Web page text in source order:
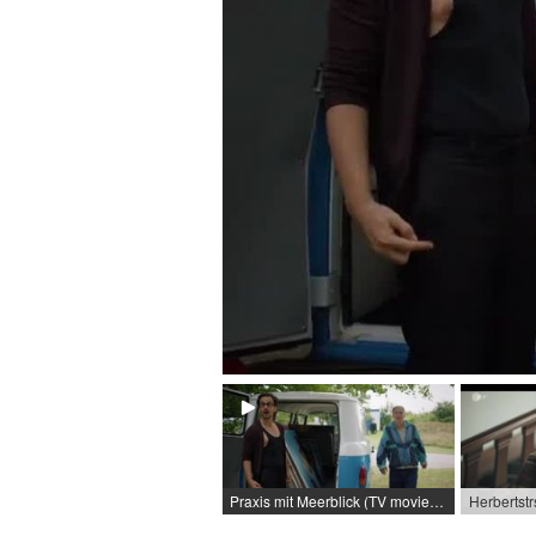
Praxis mit Meerblick (TV movie (series)) / 2025 / Role: Hans Richter / R: Jan Ruzicka / ARD